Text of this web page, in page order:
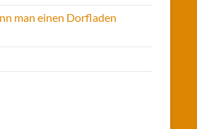
man einen Dorfladen